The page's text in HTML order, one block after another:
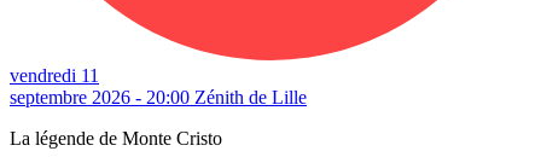
vendredi 11
septembre 2026 - 20:00 Zénith de Lille
La légende de Monte Cristo